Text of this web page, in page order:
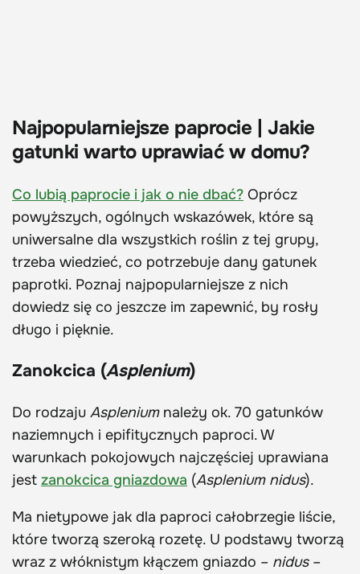
Najpopularniejsze paprocie | Jakie
gatunki warto uprawiać w domu?
Co lubią paprocie i jak o nie dbać? Oprócz
powyższych, ogólnych wskazówek, które są
uniwersalne dla wszystkich roślin z tej grupy,
trzeba wiedzieć, co potrzebuje dany gatunek
paprotki. Poznaj najpopularniejsze z nich
dowiedz się co jeszcze im zapewnić, by rosły
długo i pięknie.
Zanokcica (Asplenium)
Do rodzaju Aspleniumnależy ok. 70 gatunków
naziemnych i epifitycznych paproci. W
warunkach pokojowych najczęściej uprawiana
jest zanokcica gniazdowa (Asplenium nidus).
Ma nietypowe jak dla paproci całobrzegie liście,
które tworzą szeroką rozetę. U podstawy tworzą
wraz z włóknistym kłączem gniazdo – nidus–